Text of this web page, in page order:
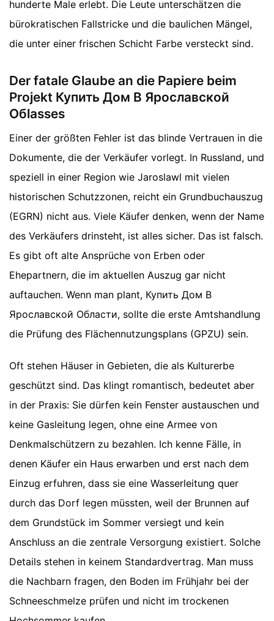
hunderte Male erlebt. Die Leute unterschätzen die
bürokratischen Fallstricke und die baulichen Mängel,
die unter einer frischen Schicht Farbe versteckt sind.
Der fatale Glaube an die Papiere beim
Projekt Купить Дом В Ярославской
Обlasses
Einer der größten Fehler ist das blinde Vertrauen in die
Dokumente, die der Verkäufer vorlegt. In Russland, und
speziell in einer Region wie Jaroslawl mit vielen
historischen Schutzzonen, reicht ein Grundbuchauszug
(EGRN) nicht aus. Viele Käufer denken, wenn der Name
des Verkäufers drinsteht, ist alles sicher. Das ist falsch.
Es gibt oft alte Ansprüche von Erben oder
Ehepartnern, die im aktuellen Auszug gar nicht
auftauchen. Wenn man plant, Купить Дом В
Ярославской Области, sollte die erste Amtshandlung
die Prüfung des Flächennutzungsplans (GPZU) sein.
Oft stehen Häuser in Gebieten, die als Kulturerbe
geschützt sind. Das klingt romantisch, bedeutet aber
in der Praxis: Sie dürfen kein Fenster austauschen und
keine Gasleitung legen, ohne eine Armee von
Denkmalschützern zu bezahlen. Ich kenne Fälle, in
denen Käufer ein Haus erwarben und erst nach dem
Einzug erfuhren, dass sie eine Wasserleitung quer
durch das Dorf legen müssten, weil der Brunnen auf
dem Grundstück im Sommer versiegt und kein
Anschluss an die zentrale Versorgung existiert. Solche
Details stehen in keinem Standardvertrag. Man muss
die Nachbarn fragen, den Boden im Frühjahr bei der
Schneeschmelze prüfen und nicht im trockenen